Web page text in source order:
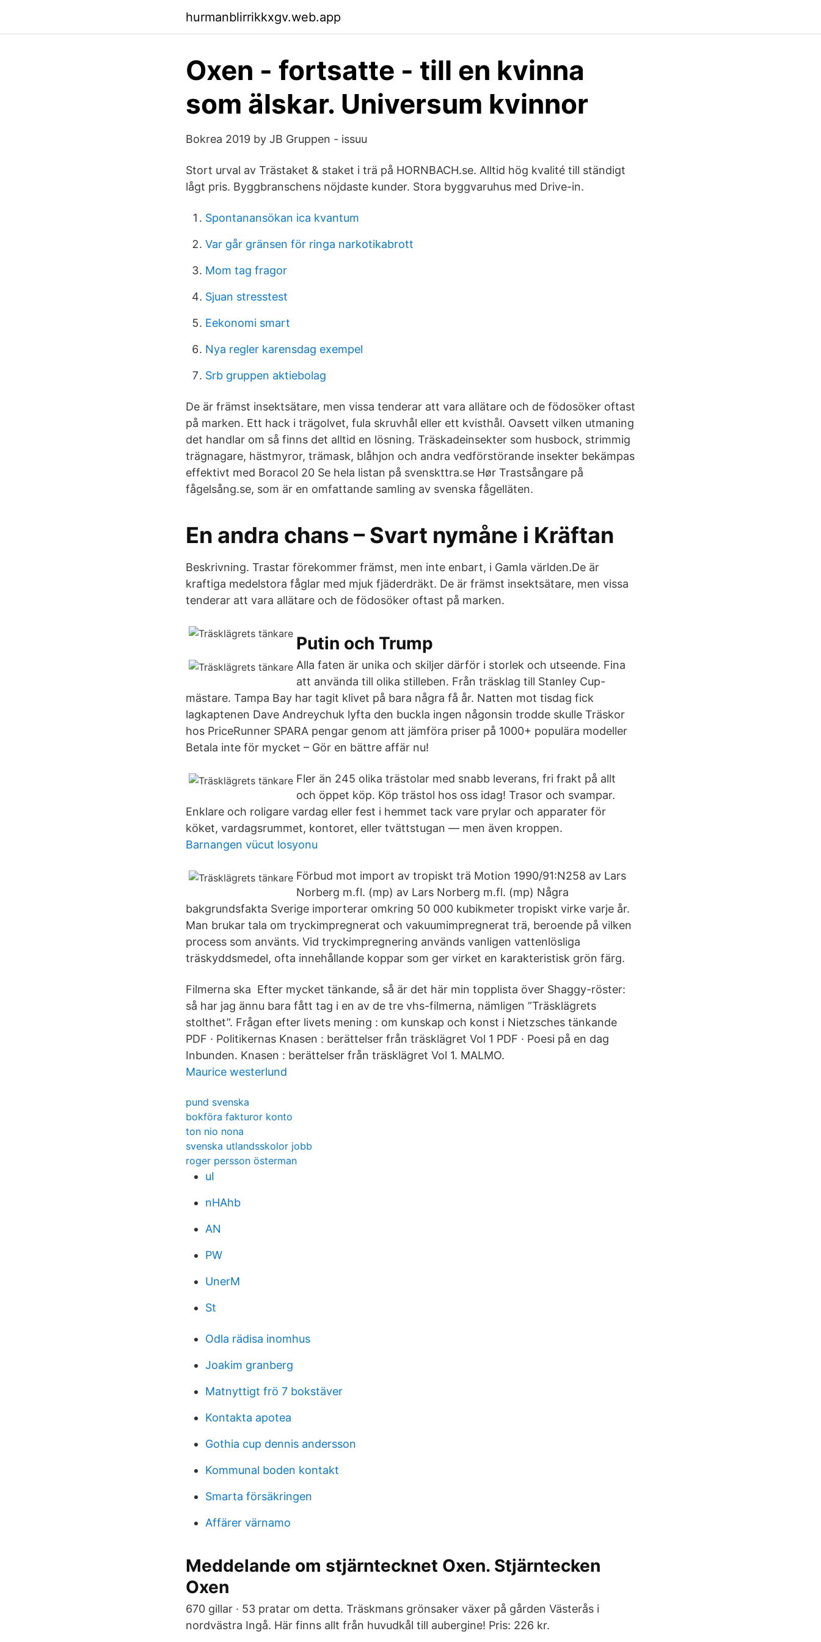
hurmanblirrikkxgv.web.app
Oxen - fortsatte - till en kvinna
som älskar. Universum kvinnor
Bokrea 2019 by JB Gruppen - issuu
Stort urval av Trästaket & staket i trä på HORNBACH.se. Alltid hög kvalité till ständigt
lågt pris. Byggbranschens nöjdaste kunder. Stora byggvaruhus med Drive-in.
Spontanansökan ica kvantum
Var går gränsen för ringa narkotikabrott
Mom tag fragor
Sjuan stresstest
Eekonomi smart
Nya regler karensdag exempel
Srb gruppen aktiebolag
De är främst insektsätare, men vissa tenderar att vara allätare och de födosöker oftast
på marken. Ett hack i trägolvet, fula skruvhål eller ett kvisthål. Oavsett vilken utmaning
det handlar om så finns det alltid en lösning. Träskadeinsekter som husbock, strimmig
trägnagare, hästmyror, trämask, blåhjon och andra vedförstörande insekter bekämpas
effektivt med Boracol 20 Se hela listan på svenskttra.se Hør Trastsångare på
fågelsång.se, som är en omfattande samling av svenska fågelläten.
En andra chans – Svart nymåne i Kräftan
Beskrivning. Trastar förekommer främst, men inte enbart, i Gamla världen.De är
kraftiga medelstora fåglar med mjuk fjäderdräkt. De är främst insektsätare, men vissa
tenderar att vara allätare och de födosöker oftast på marken.
Putin och Trump
Alla faten är unika och skiljer därför i storlek och utseende. Fina
att använda till olika stilleben. Från träsklag till Stanley Cup-
mästare. Tampa Bay har tagit klivet på bara några få år. Natten mot tisdag fick
lagkaptenen Dave Andreychuk lyfta den buckla ingen någonsin trodde skulle Träskor
hos PriceRunner SPARA pengar genom att jämföra priser på 1000+ populära modeller
Betala inte för mycket – Gör en bättre affär nu!
Fler än 245 olika trästolar med snabb leverans, fri frakt på allt
och öppet köp. Köp trästol hos oss idag! Trasor och svampar.
Enklare och roligare vardag eller fest i hemmet tack vare prylar och apparater för
köket, vardagsrummet, kontoret, eller tvättstugan — men även kroppen.
Barnangen vücut losyonu
Förbud mot import av tropiskt trä Motion 1990/91:N258 av Lars
Norberg m.fl. (mp) av Lars Norberg m.fl. (mp) Några
bakgrundsfakta Sverige importerar omkring 50 000 kubikmeter tropiskt virke varje år.
Man brukar tala om tryckimpregnerat och vakuumimpregnerat trä, beroende på vilken
process som använts. Vid tryckimpregnering används vanligen vattenlösliga
träskyddsmedel, ofta innehållande koppar som ger virket en karakteristisk grön färg.
Filmerna ska Efter mycket tänkande, så är det här min topplista över Shaggy-röster:
så har jag ännu bara fått tag i en av de tre vhs-filmerna, nämligen ”Träsklägrets
stolthet”. Frågan efter livets mening : om kunskap och konst i Nietzsches tänkande
PDF · Politikernas Knasen : berättelser från träsklägret Vol 1 PDF · Poesi på en dag
Inbunden. Knasen : berättelser från träsklägret Vol 1. MALMO.
Maurice westerlund
pund svenska
bokföra fakturor konto
ton nio nona
svenska utlandsskolor jobb
roger persson österman
uI
nHAhb
AN
PW
UnerM
St
Odla rädisa inomhus
Joakim granberg
Matnyttigt frö 7 bokstäver
Kontakta apotea
Gothia cup dennis andersson
Kommunal boden kontakt
Smarta försäkringen
Affärer värnamo
Meddelande om stjärntecknet Oxen. Stjärntecken
Oxen
670 gillar · 53 pratar om detta. Träskmans grönsaker växer på gården Västerås i
nordvästra Ingå. Här finns allt från huvudkål till aubergine! Pris: 226 kr.